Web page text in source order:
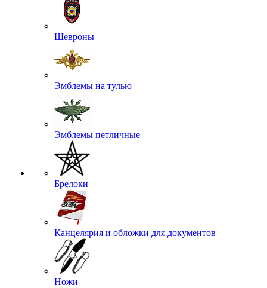
Шевроны
Эмблемы на тулью
Эмблемы петличные
Брелоки
Канцелярия и обложки для документов
Ножи